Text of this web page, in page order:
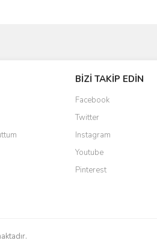
BİZİ TAKİP EDİN
Facebook
Twitter
Instagram
Youtube
Pinterest